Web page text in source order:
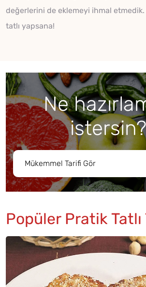
değerlerini de eklemeyi ihmal
tatlı yapsana!
Ne
istersin?
Popüler Pratik